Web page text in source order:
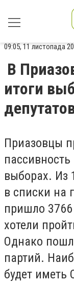
09:05, 11 листопада
В
итоги
Приазовцы
выборах. Из
в списки на
пришло 3766
хотели
Однако
партий.
будет иметь